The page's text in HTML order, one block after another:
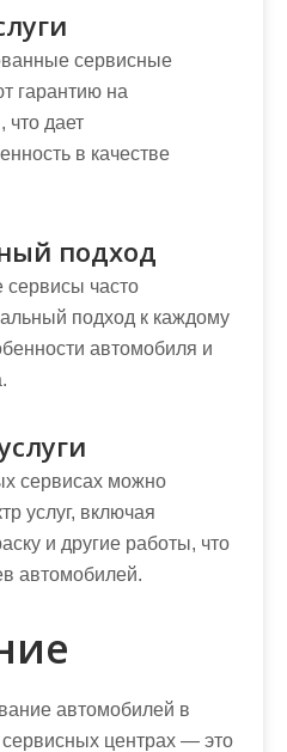
сервисные
гарантию на
дает
в качестве
подход
часто
подход к каждому
автомобиля и
сервисах можно
услуг, включая
и другие работы, что
автомобилей.
автомобилей в
центрах — это